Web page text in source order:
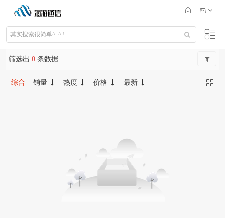
筛选出 0 条数据
综合 销量 热度 价格 最新